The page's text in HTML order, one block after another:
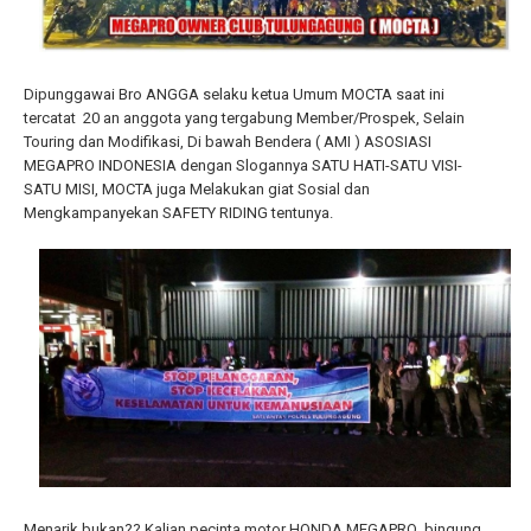
Dipunggawai Bro ANGGA selaku ketua Umum MOCTA saat ini
tercatat 20 an anggota yang tergabung Member/Prospek, Selain
Touring dan Modifikasi, Di bawah Bendera ( AMI ) ASOSIASI
MEGAPRO INDONESIA dengan Slogannya SATU HATI-SATU VISI-
SATU MISI, MOCTA juga Melakukan giat Sosial dan
Mengkampanyekan SAFETY RIDING tentunya.